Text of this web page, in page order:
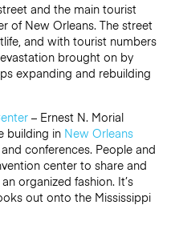
and the main tourist
of New Orleans. The street
and with tourist numbers
brought on by
expanding and rebuilding
– Ernest N. Morial
building in New Orleans
conferences. People and
center to share and
organized fashion. It’s
out onto the Mississippi